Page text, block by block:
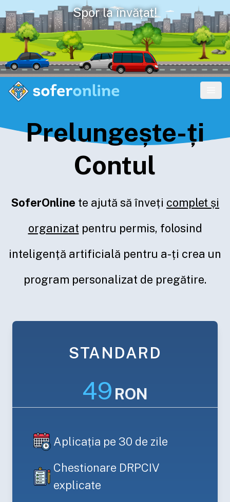
Spor la învățat!
Prelungește-ți
Contul
SoferOnline te ajută să înveți complet și
organizat pentru permis, folosind
inteligență artificială pentru a-ți crea un
program personalizat de pregătire.
STANDARD
49 RON
Aplicația pe 30 de zile
Chestionare DRPCIV
explicate